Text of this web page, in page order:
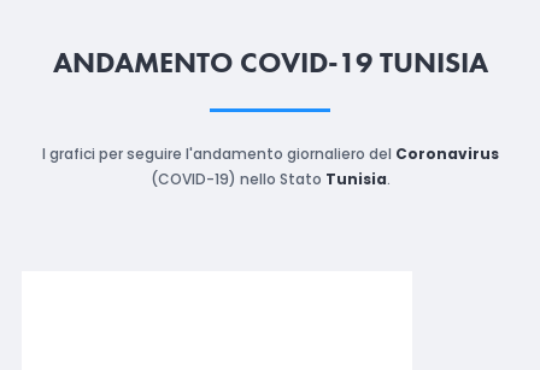
ANDAMENTO COVID-19 TUNISIA
I grafici per seguire l'andamento giornaliero del Coronavirus
(COVID-19) nello Stato Tunisia.